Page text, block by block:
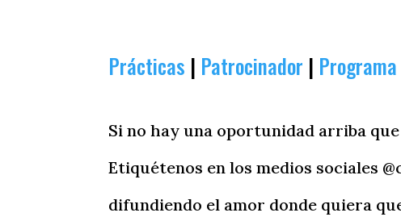
Prácticas | Patrocinador | Programa
Si no hay una oportunidad arriba
Etiquétenos en los medios sociales
difundiendo el amor donde quiera